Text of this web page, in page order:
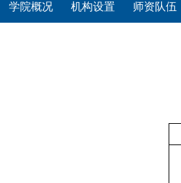
学院概况 机构设置 师资队伍